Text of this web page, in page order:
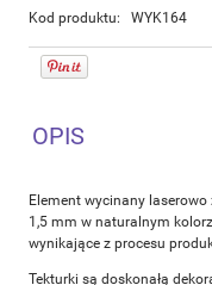
Kod produktu:
WYK164
OPIS
Element wycinany
1,5 mm w naturalnym
wynikające z procesu
Tekturki są doskonałą